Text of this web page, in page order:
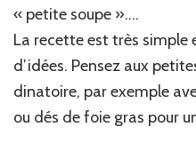
« petite soupe »….
La recette est très simple
d’idées. Pensez aux
dinatoire, par exemple
ou dés de foie gras pour